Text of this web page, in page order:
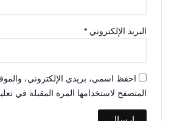
البريد الإلكتروني*
احفظ اسمي، بريدي الإلكتروني،
المتصفح لاستخدامها المرة المقبلة في